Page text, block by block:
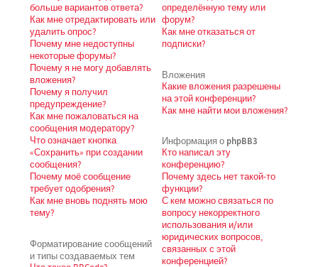
больше вариантов ответа?
Как мне отредактировать или
удалить опрос?
Почему мне недоступны
некоторые форумы?
Почему я не могу добавлять
вложения?
Почему я получил
предупреждение?
Как мне пожаловаться на
сообщения модератору?
Что означает кнопка
«Сохранить» при создании
сообщения?
Почему моё сообщение
требует одобрения?
Как мне вновь поднять мою
тему?
Форматирование сообщений
и типы создаваемых тем
определённую тему или
форум?
Как мне отказаться от
подписки?
Вложения
Какие вложения разрешены
на этой конференции?
Как мне найти мои вложения?
Информация о phpBB3
Кто написал эту
конференцию?
Почему здесь нет такой-то
функции?
С кем можно связаться по
вопросу некорректного
использования и/или
юридических вопросов,
связанных с этой
конференцией?